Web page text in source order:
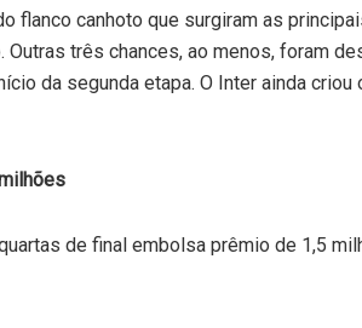
flanco canhoto que surgiram as
Outras três chances, ao menos, foram
da segunda etapa. O Inter ainda
de final embolsa prêmio de 1,5